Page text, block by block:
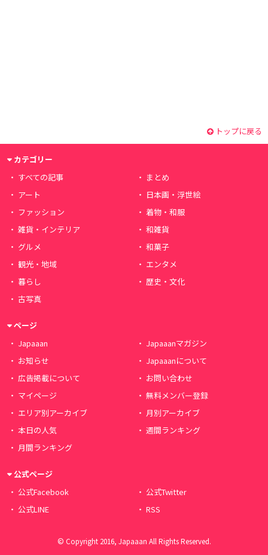
トップに戻る
カテゴリー
すべての記事
まとめ
アート
日本画・浮世絵
ファッション
着物・和服
雑貨・インテリア
和雑貨
グルメ
和菓子
観光・地域
エンタメ
暮らし
歴史・文化
古写真
ページ
Japaaan
Japaaanマガジン
お知らせ
Japaaanについて
広告掲載について
お問い合わせ
マイページ
無料メンバー登録
エリア別アーカイブ
月別アーカイブ
本日の人気
週間ランキング
月間ランキング
公式ページ
公式Facebook
公式Twitter
公式LINE
RSS
© Copyright 2016, Japaaan All Rights Reserved.